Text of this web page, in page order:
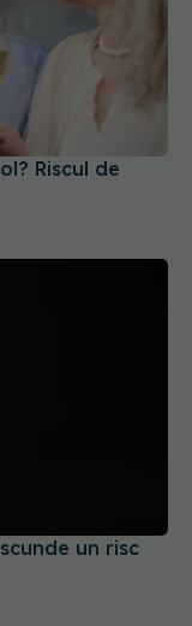
Riscul de
un risc